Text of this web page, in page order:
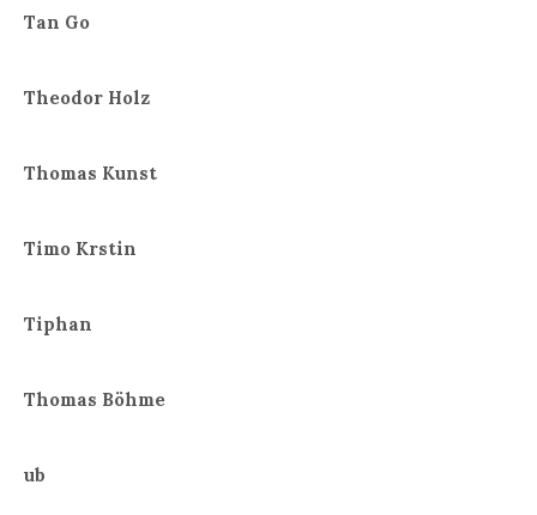
Tan Go
Theodor Holz
Thomas Kunst
Timo Krstin
Tiphan
Thomas Böhme
ub